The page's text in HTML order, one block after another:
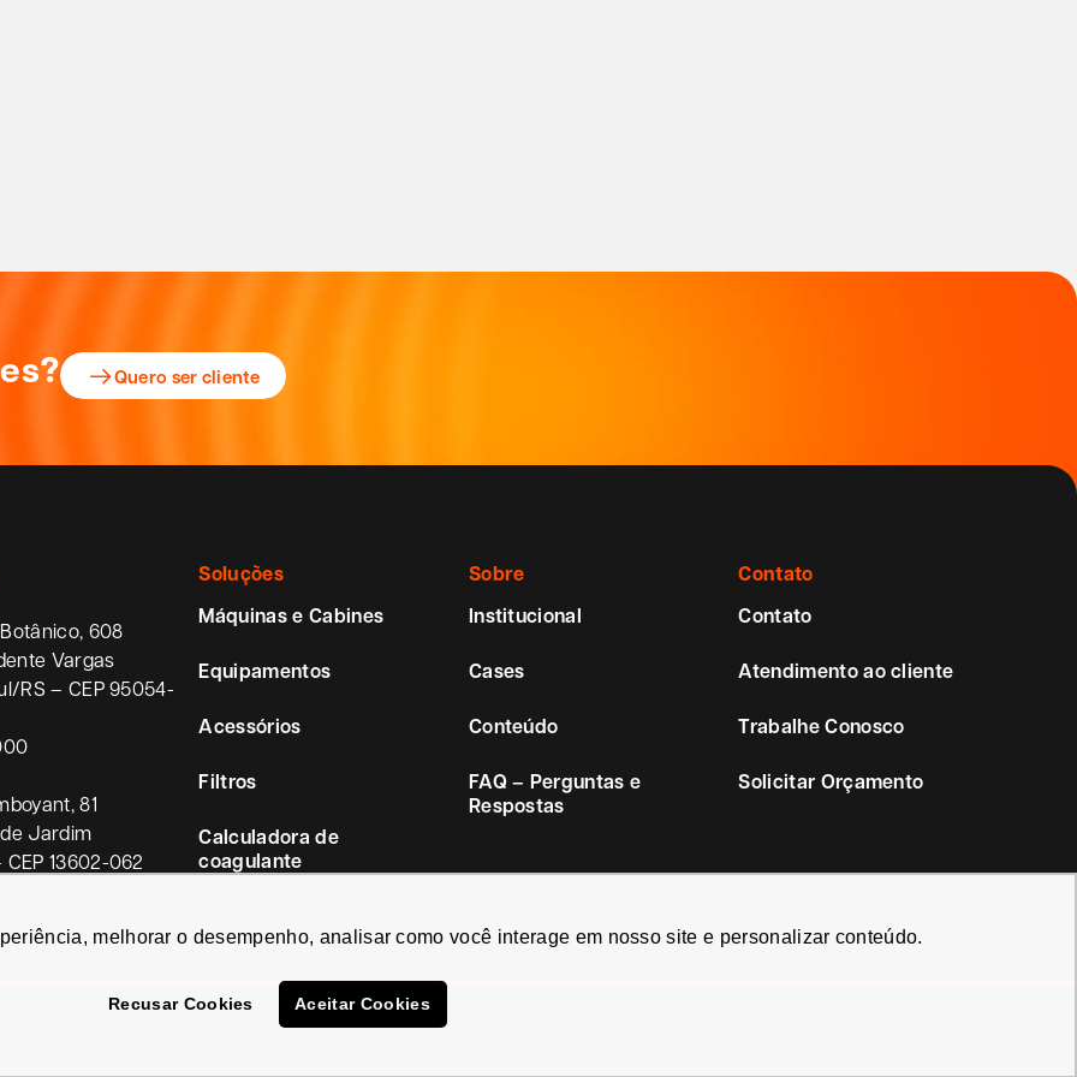
melhorar o desempenho, analisar como você interage em nosso site e personalizar conteúdo.
Recusar Cookies Aceitar Cookies
Quero ser cliente
608
Vargas
RS – CEP 95054-
81
Jardim
13602-062
Soluções
Máquinas e Cabines
Equipamentos
Acessórios
Filtros
Calculadora de
coagulante
Sobre
Institucional
Cases
Conteúdo
FAQ – Perguntas e
Respostas
Contato
Contato
Atendimento ao cliente
Trabalhe Conosco
Solicitar Orçamento